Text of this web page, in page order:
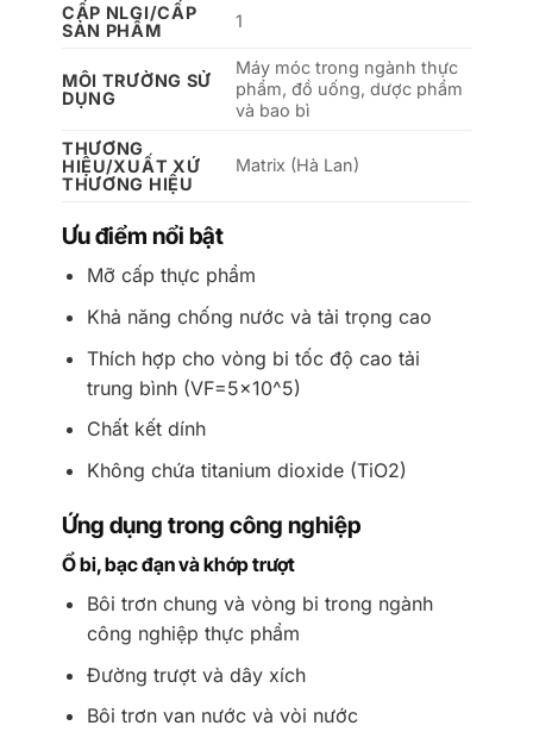
CẤP NLGI/CẤP
SẢN PHẨM
1
MÔI TRƯỜNG SỬ
DỤNG
Máy móc trong ngành thực
phẩm, đồ uống, dược phẩm
và bao bì
THƯƠNG
HIỆU/XUẤT XỨ
THƯƠNG HIỆU
Matrix (Hà Lan)
Ưu điểm nổi bật
Mỡ cấp thực phẩm
Khả năng chống nước và tải trọng cao
Thích hợp cho vòng bi tốc độ cao tải
trung bình (VF=5×10^5)
Chất kết dính
Không chứa titanium dioxide (TiO2)
Ứng dụng trong công nghiệp
Ổ bi, bạc đạn và khớp trượt
Bôi trơn chung và vòng bi trong ngành
công nghiệp thực phẩm
Đường trượt và dây xích
Bôi trơn van nước và vòi nước